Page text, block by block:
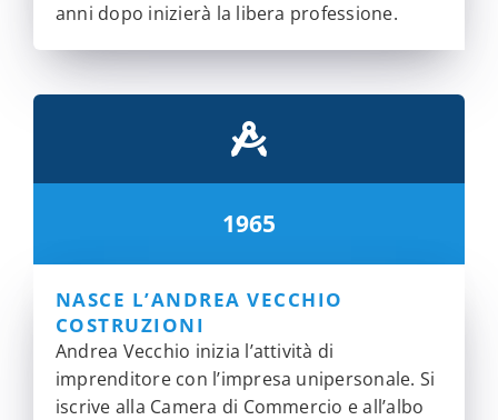
anni dopo inizierà la libera professione.
1965
NASCE L’ANDREA VECCHIO
COSTRUZIONI
Andrea Vecchio inizia l’attività di
imprenditore con l’impresa unipersonale. Si
iscrive alla Camera di Commercio e all’albo